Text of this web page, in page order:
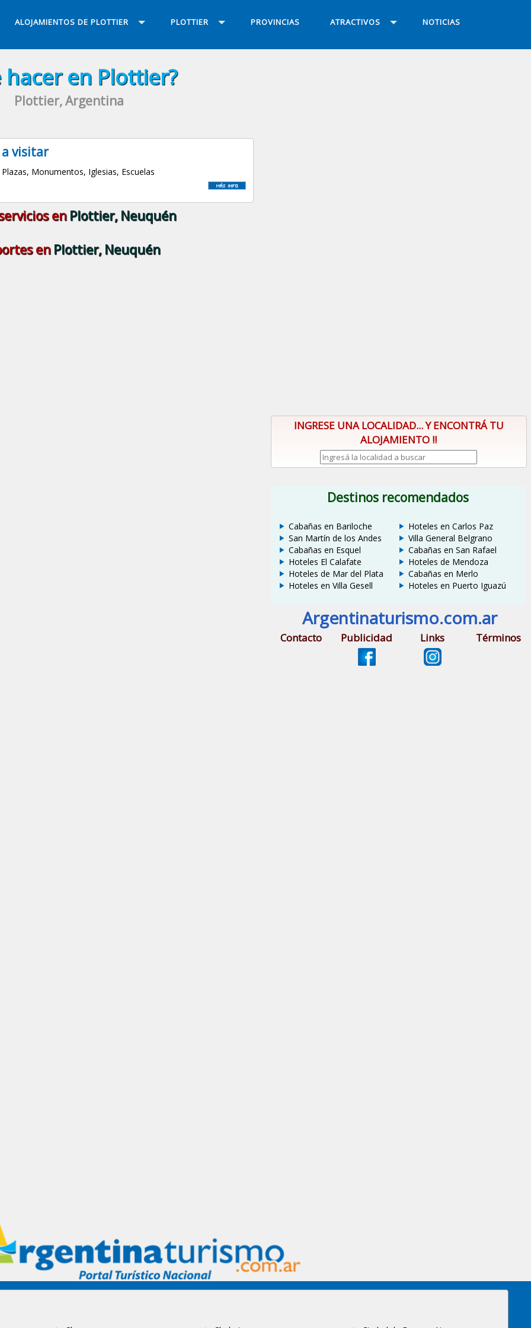
ALOJAMIENTOS DE PLOTTIER PLOTTIER PROVINCIAS ATRACTIVOS NOTICIAS
hacer en Plottier?
Plottier, Argentina
visitar
Monumentos, Iglesias, Escuelas
en Plottier, Neuquén
en Plottier, Neuquén
INGRESE UNA LOCALIDAD... Y ENCONTRÁ TU
ALOJAMIENTO !!
Destinos recomendados
Cabañas en Bariloche
San Martín de los Andes
Cabañas en Esquel
Hoteles El Calafate
Hoteles de Mar del Plata
Hoteles en Villa Gesell
Hoteles en Carlos Paz
Villa General Belgrano
Cabañas en San Rafael
Hoteles de Mendoza
Cabañas en Merlo
Hoteles en Puerto Iguazú
Argentinaturismo.com.ar
Contacto Publicidad Links Términos